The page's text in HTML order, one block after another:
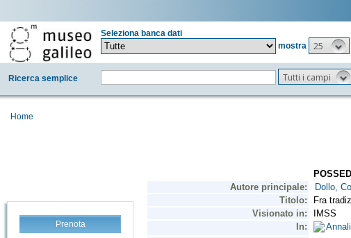
Seleziona banca dati
mostra
25
Ricerca semplice Tutti i campi
Home
Prenota